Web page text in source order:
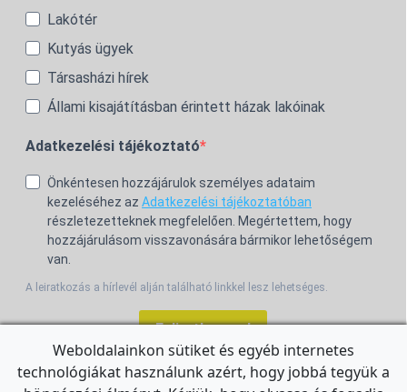
Lakótér
Kutyás ügyek
Társasházi hírek
Állami kisajátításban érintett házak lakóinak
Adatkezelési tájékoztató
Önkéntesen hozzájárulok személyes adataim
kezeléséhez az Adatkezelési tájékoztatóban
részletezetteknek megfelelően. Megértettem, hogy
hozzájárulásom visszavonására bármikor lehetőségem
van.
A leiratkozás a hírlevél alján található linkkel lesz lehetséges.
Feliratkozom!
Weboldalainkon sütiket és egyéb internetes
technológiákat használunk azért, hogy jobbá tegyük a